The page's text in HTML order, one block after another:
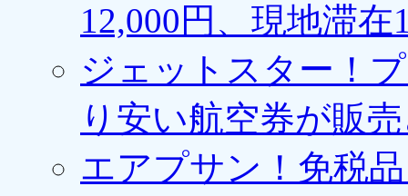
12,000円、現地滞
ジェットスター！
り安い航空券が販
エアプサン！免税